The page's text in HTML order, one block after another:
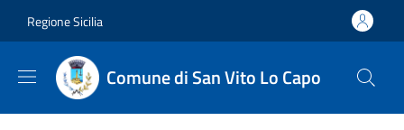
Regione Sicilia
Comune di San Vito Lo Capo